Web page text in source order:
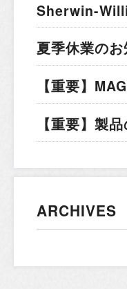
Sherwin-
夏季休業の
【重要】
【重要】製
ARCHIVES